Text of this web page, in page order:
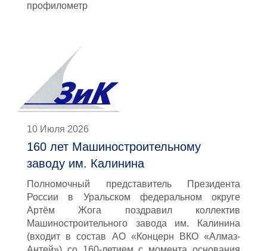
профилометр
10 Июля 2026
160 лет Машиностроительному
заводу им. Калинина
Полномочный представитель Президента
России в Уральском федеральном округе
Артём Жога поздравил коллектив
Машиностроительного завода им. Калинина
(входит в состав АО «Концерн ВКО «Алмаз-